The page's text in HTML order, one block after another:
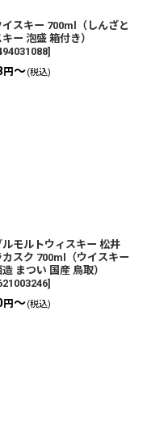
スキー 700ml（しんざと
ー 泡盛 箱付き）
]
円～(税込)
ルモルトウィスキー 松井
カスク 700ml（ウイスキー
まつい 国産 鳥取）
]
円～(税込)